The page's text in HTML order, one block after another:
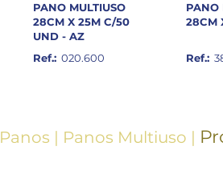
PANO MULTIUSO
28CM X 25M C/50
UND - AZ
Ref.: 020.600
PANO
28CM
Ref.:
Panos | Panos Multiuso |